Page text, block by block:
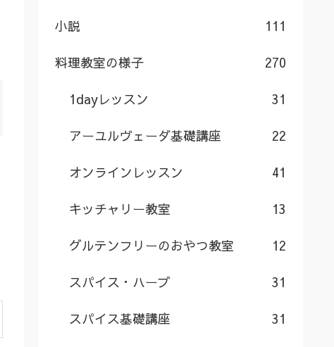
小説 111
料理教室の様子 270
1dayレッスン 31
アーユルヴェーダ基礎講座 22
オンラインレッスン 41
キッチャリー教室 13
グルテンフリーのおやつ教室 12
スパイス・ハーブ 31
スパイス基礎講座 31